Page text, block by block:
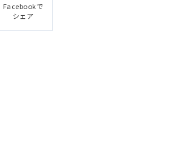
Facebookで
シェア